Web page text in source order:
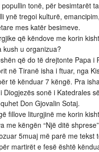
tonë, për besimtarët
ynë tregoi kulturë,
mes katër besimeve.
që këndove me korin
kush u organizua?
që do të drejtonte Papa i
në Tiranë isha i ftuar, nga
të kënduar 7 këngë. Pra
Diogjezës sonë i Katedrales
Don Gjovalin Sotaj.
fillove liturgjinë me korin
me këngën “Një ditë
5muaj më parë me tekst
martirët e fesë është